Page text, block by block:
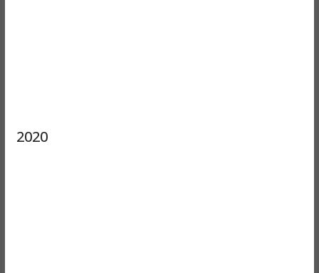
2020